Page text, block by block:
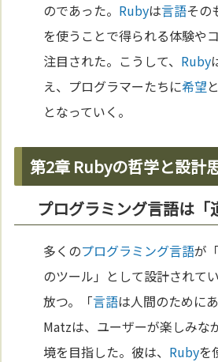
のであった。 Rubyは言語その
を使うことで得られる体験や
注目された。こうして、 Ruby
え、プログラマーたちに希望
となっていく。
第2章 Rubyの哲学と設計
プログラミング言語は「
多くのプログラミング言語が
のツール」として設計されてい
放つ。「言語は人間のために
Matzは、ユーザーが楽しみな
境を目指した。彼は、 Rubyを